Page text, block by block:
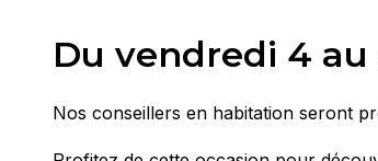
Du vendredi 4
Nos conseillers en habitation seront